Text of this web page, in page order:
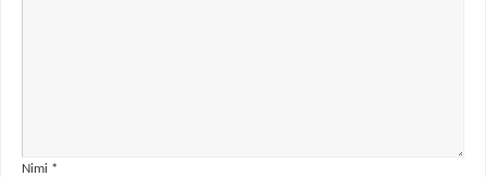
Nimi *